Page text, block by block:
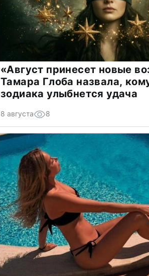
«Август принесет новые
Тамара Глоба назвала,
зодиака улыбнется удача
8 августа 8